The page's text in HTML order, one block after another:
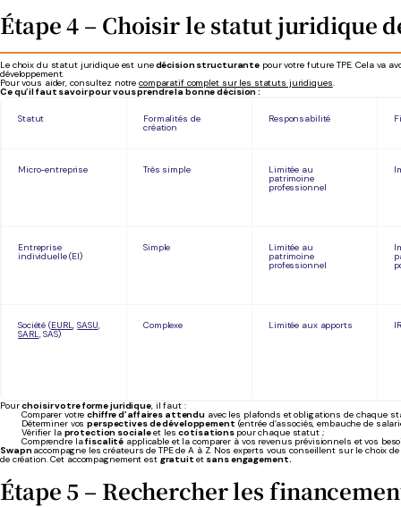
Étape 4 – Choisir le statut juridique
Le choix du statut juridique est unedécision structurante pour votre future TPE. Cela va
développement.
Pour vous aider, consultez notrecomparatif complet sur les statuts juridiques.
Ce qu’il faut savoir pour vous prendre la bonne décision :
Statut Formalités de
création
Responsabilité
Micro-entreprise Très simple Limitée au
patrimoine
professionnel
Entreprise
individuelle (EI)
Simple Limitée au
patrimoine
professionnel
Société (EURL,SASU,
SARL, SAS)
Complexe Limitée aux apports
Pourchoisir votre forme juridique, il faut :
Comparer votrechiffre d’affaires attendu avec les plafonds et obligations de chaque
Déterminer vosperspectives de développement (entrée d’associés, embauche de
Vérifier la protection socialeet lescotisations pour chaque statut ;
Comprendre lafiscalité applicable et la comparer à vos revenus prévisionnels et vos
Swapnaccompagne les créateurs de TPE de A à Z. Nos experts vous conseillent sur le
de création. Cet accompagnement est gratuit et sans engagement.
Étape 5 – Rechercher les